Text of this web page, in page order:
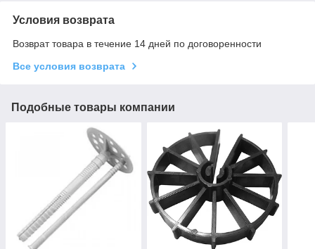
Условия возврата
Возврат товара в течение 14 дней по договоренности
Все условия возврата
Подобные товары компании